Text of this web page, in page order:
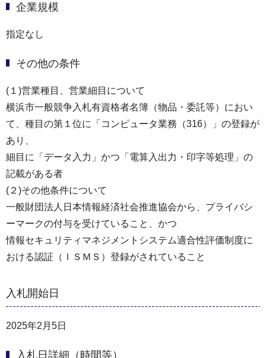
企業規模
指定なし
その他の条件
(１)営業種目、営業細目について
横浜市一般競争入札有資格者名簿（物品・委託等）におい
て、種目の第１位に「コンピュータ業務（316）」の登録が
あり、
細目に「データ入力」かつ「電算入出力・印字等処理」の
記載がある者
(２)その他条件について
一般財団法人日本情報経済社会推進協会から、プライバシ
ーマークの付与を受けていること、かつ
情報セキュリティマネジメントシステム適合性評価制度に
おける認証（ＩＳＭＳ）登録がされていること
入札開始日
2025年2月5日
入札日詳細（時間等）